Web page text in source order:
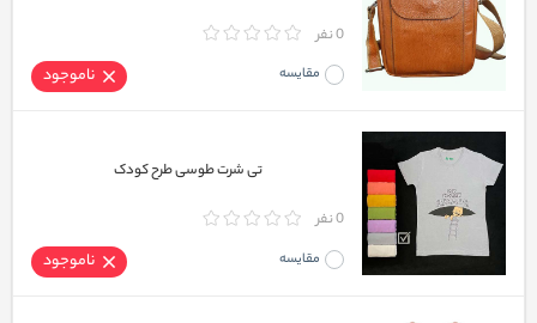
0 نفر
مقایسه ناموجود
تی شرت طوسی طرح کودک
0 نفر
مقایسه ناموجود